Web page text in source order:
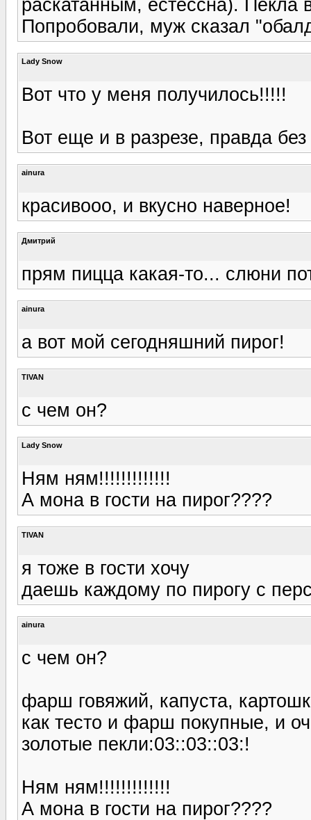
раскатанным, естессна). Пекла
Попробовали, муж сказал
Lady Snow
Вот что у меня получилось!!!!!
Вот еще и в разрезе, правда
ainura
красивооо, и вкусно наверное!
Дмитрий
прям пицца какая-то... слюни
ainura
а вот мой сегодняшний пирог!
TIVAN
с чем он?
Lady Snow
Ням ням!!!!!!!!!!!!!
А мона в гости на пирог????
TIVAN
я тоже в гости хочу
даешь каждому по пирогу с
ainura
с чем он?
фарш говяжий, капуста,
как тесто и фарш покупные, и
золотые пекли:03::03::03:!
Ням ням!!!!!!!!!!!!!
А мона в гости на пирог????